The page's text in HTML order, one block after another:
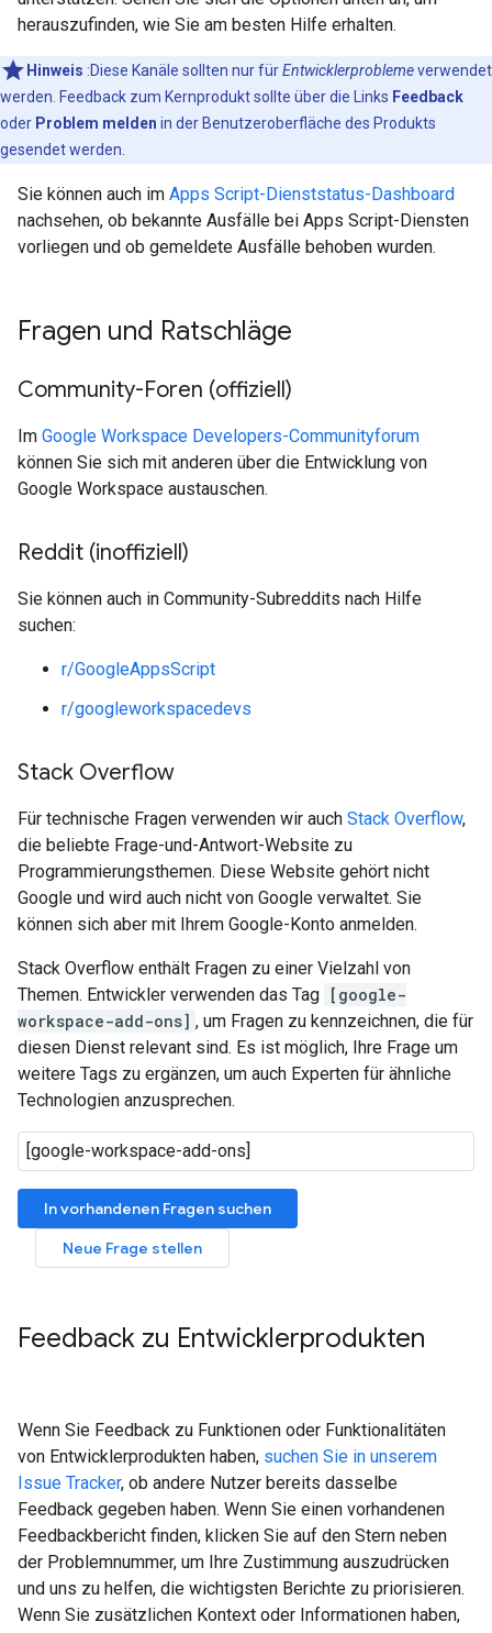
herauszufinden, wie Sie am besten Hilfe erhalten.
Hinweis :Diese Kanäle sollten nur fürEntwicklerproblemeverwendet
werden. Feedback zum Kernprodukt sollte über die Links Feedback
oder Problem melden in der Benutzeroberfläche des Produkts
gesendet werden.
Sie können auch im Apps Script-Dienststatus-Dashboard
nachsehen, ob bekannte Ausfälle bei Apps Script-Diensten
vorliegen und ob gemeldete Ausfälle behoben wurden.
Fragen und Ratschläge
Community-Foren (offiziell)
Im Google Workspace Developers-Communityforum
können Sie sich mit anderen über die Entwicklung von
Google Workspace austauschen.
Reddit (inoffiziell)
Sie können auch in Community-Subreddits nach Hilfe
suchen:
r/GoogleAppsScript
r/googleworkspacedevs
Stack Overflow
Für technische Fragen verwenden wir auch Stack Overflow,
die beliebte Frage-und-Antwort-Website zu
Programmierungsthemen. Diese Website gehört nicht
Google und wird auch nicht von Google verwaltet. Sie
können sich aber mit Ihrem Google-Konto anmelden.
Stack Overflow enthält Fragen zu einer Vielzahl von
Themen. Entwickler verwenden das Tag [google-
workspace-add-ons] , um Fragen zu kennzeichnen, die für
diesen Dienst relevant sind. Es ist möglich, Ihre Frage um
weitere Tags zu ergänzen, um auch Experten für ähnliche
Technologien anzusprechen.
In vorhandenen Fragen suchen
Neue Frage stellen
Feedback zu Entwicklerprodukten
Wenn Sie Feedback zu Funktionen oder Funktionalitäten
von Entwicklerprodukten haben, suchen Sie in unserem
Issue Tracker, ob andere Nutzer bereits dasselbe
Feedback gegeben haben. Wenn Sie einen vorhandenen
Feedbackbericht finden, klicken Sie auf den Stern neben
der Problemnummer, um Ihre Zustimmung auszudrücken
und uns zu helfen, die wichtigsten Berichte zu priorisieren.
Wenn Sie zusätzlichen Kontext oder Informationen haben,